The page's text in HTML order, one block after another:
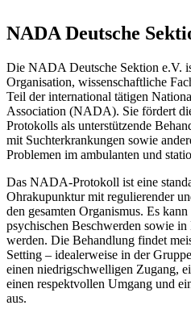
NADA Deutsche
Die NADA Deutsche Sektion e.V.
Organisation, wissenschaftliche
Teil der international tätigen
Association (NADA). Sie fördert
Protokolls als unterstützende
mit Suchterkrankungen sowie
Problemen im ambulanten und
Das NADA-Protokoll ist eine
Ohrakupunktur mit regulierender
den gesamten Organismus. Es
psychischen Beschwerden sowie
werden. Die Behandlung findet
Setting – idealerweise in der
einen niedrigschwelligen Zugang,
einen respektvollen Umgang und
aus.